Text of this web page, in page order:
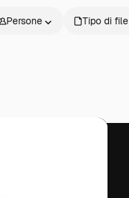
Persone Tipo di file